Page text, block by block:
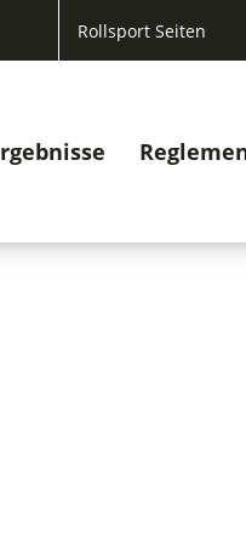
Rollsport Seiten